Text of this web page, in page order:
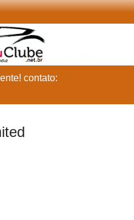
contato: